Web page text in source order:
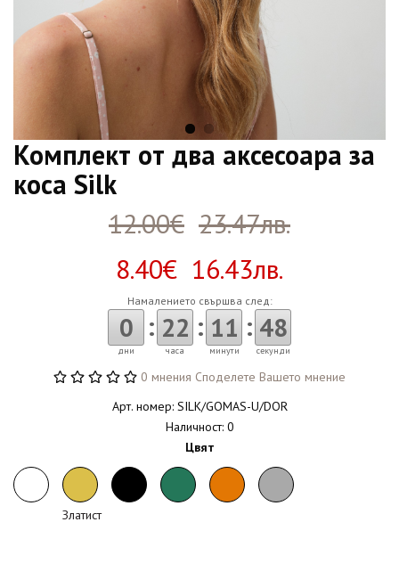
Комплект от два аксесоара за
коса Silk
12.00€ 23.47лв.
8.40€ 16.43лв.
Намалението свършва след:
0
дни
: 22
часа
: 11
минути
: 47
секунди
0 мнения Споделете Вашето мнение
Арт. номер: SILK/GOMAS-U/DOR
Наличност: 0
Цвят
Златист